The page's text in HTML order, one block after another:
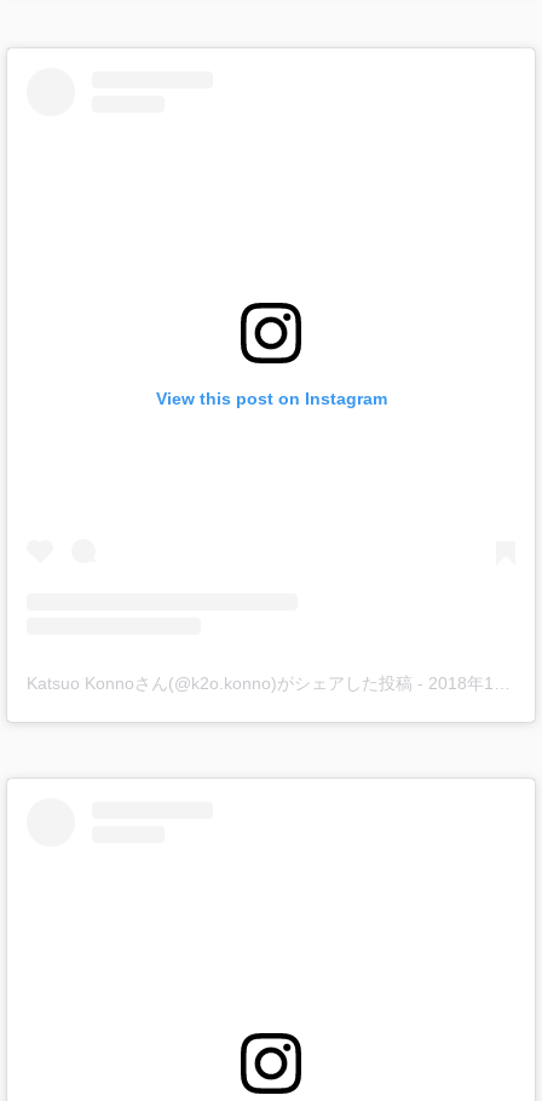
View this post on Instagram
Katsuo Konnoさん(@k2o.konno)がシェアした投稿 - 2018年10月月7日午前4時50分PDT